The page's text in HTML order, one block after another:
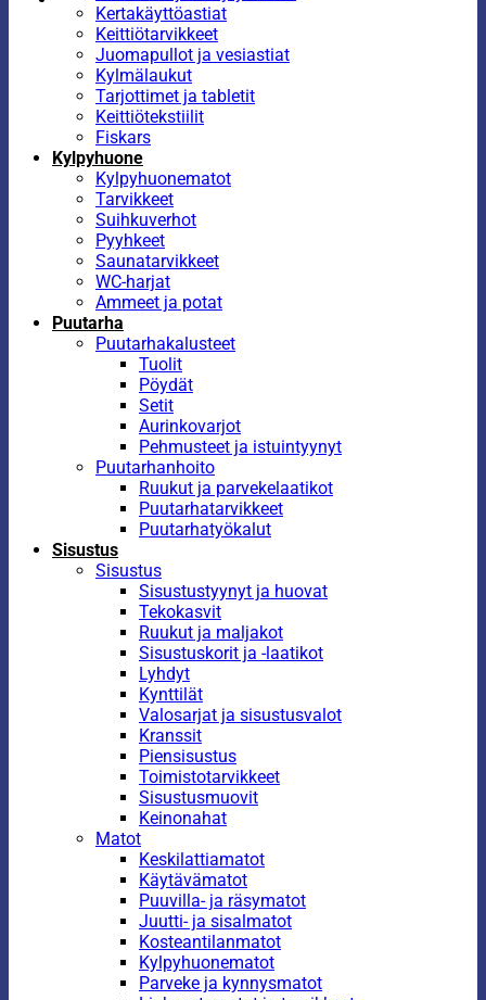
Kertakäyttöastiat
Keittiötarvikkeet
Juomapullot ja vesiastiat
Kylmälaukut
Tarjottimet ja tabletit
Keittiötekstiilit
Fiskars
Kylpyhuone
Kylpyhuonematot
Tarvikkeet
Suihkuverhot
Pyyhkeet
Saunatarvikkeet
WC-harjat
Ammeet ja potat
Puutarha
Puutarhakalusteet
Tuolit
Pöydät
Setit
Aurinkovarjot
Pehmusteet ja istuintyynyt
Puutarhanhoito
Ruukut ja parvekelaatikot
Puutarhatarvikkeet
Puutarhatyökalut
Sisustus
Sisustus
Sisustustyynyt ja huovat
Tekokasvit
Ruukut ja maljakot
Sisustuskorit ja -laatikot
Lyhdyt
Kynttilät
Valosarjat ja sisustusvalot
Kranssit
Piensisustus
Toimistotarvikkeet
Sisustusmuovit
Keinonahat
Matot
Keskilattiamatot
Käytävämatot
Puuvilla- ja räsymatot
Juutti- ja sisalmatot
Kosteantilanmatot
Kylpyhuonematot
Parveke ja kynnysmatot